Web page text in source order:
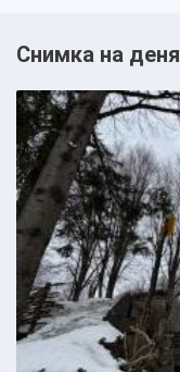
Снимка на деня